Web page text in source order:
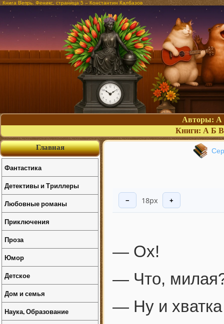
Книга Вепрь. Феникс, страница 5 – Константин Калбазов
Авторы: А
Книги: А Б В
− 18px +
— Ох!
— Что,
— Ну и хватка
Главная
Фантастика
Детективы и Триллеры
Любовные романы
Приключения
Проза
Юмор
Детское
Дом и семья
Наука, Образование